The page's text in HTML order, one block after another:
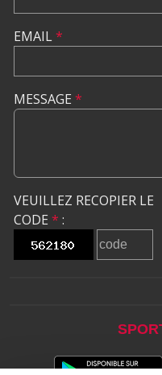
EMAIL*
MESSAGE *
VEUILLEZ RECOPIER LE
CODE * :